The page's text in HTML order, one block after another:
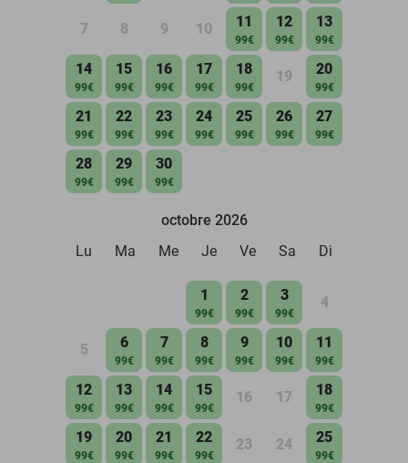
7 8 9 10 11
99€
12
99€
13
99€
14
99€
15
99€
16
99€
17
99€
18
99€
19 20
99€
21
99€
22
99€
23
99€
24
99€
25
99€
26
99€
27
99€
28
99€
29
99€
30
99€
octobre 2026
Lu
Ma Me Je Ve Sa Di
1
99€
2
99€
3
99€
4
5 6
99€
7
99€
8
99€
9
99€
10
99€
11
99€
12
99€
13
99€
14
99€
15
99€
16 17 18
99€
19
99€
20
99€
21
99€
22
99€
23 24 25
99€